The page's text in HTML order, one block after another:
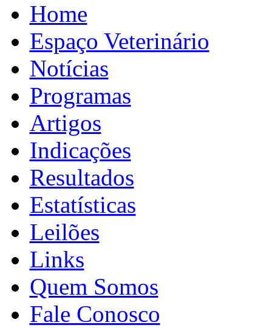
Home
Espaço Veterinário
Notícias
Programas
Artigos
Indicações
Resultados
Estatísticas
Leilões
Links
Quem Somos
Fale Conosco